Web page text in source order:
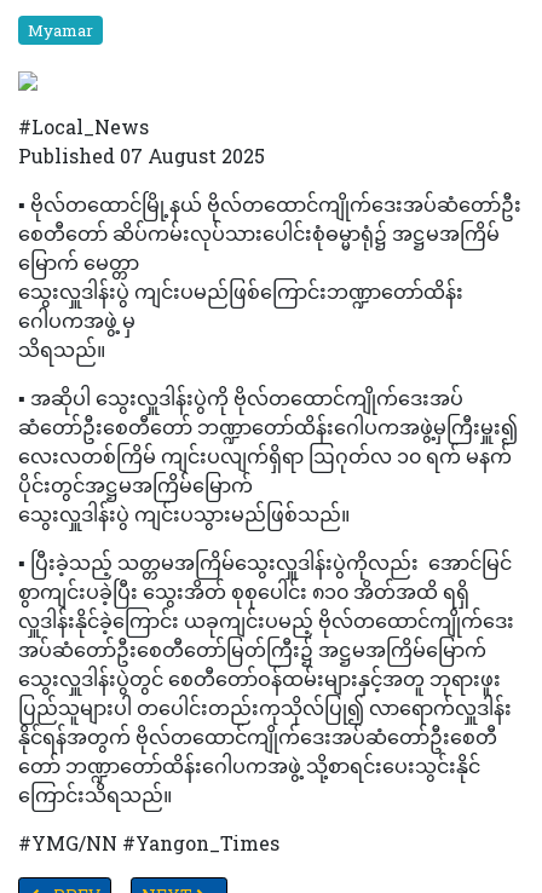
Myamar
#Local_News
Published 07 August 2025
▪️ ဗိုလ်တထောင်မြို့နယ် ဗိုလ်တထောင်ကျိုက်ဒေးအပ်ဆံတော်ဦး
စေတီတော် ဆိပ်ကမ်းလုပ်သားပေါင်းစုံဓမ္မာရုံ၌ အဋ္ဌမအကြိမ်
မြောက် မေတ္တာ
သွေးလှူဒါန်းပွဲ ကျင်းပမည်ဖြစ်ကြောင်းဘဏ္ဍာတော်ထိန်း
ဂေါပကအဖွဲ့ မှ
သိရသည်။
▪️ အဆိုပါ သွေးလှူဒါန်းပွဲကို ဗိုလ်တထောင်ကျိုက်ဒေးအပ်
ဆံတော်ဦးစေတီတော် ဘဏ္ဍာတော်ထိန်းဂေါပကအဖွဲ့မှကြီးမှူး၍
လေးလတစ်ကြိမ် ကျင်းပလျက်ရှိရာ ဩဂုတ်လ ၁၀ ရက် မနက်
ပိုင်းတွင်အဋ္ဌမအကြိမ်မြောက်
သွေးလှူဒါန်းပွဲ ကျင်းပသွားမည်ဖြစ်သည်။
▪️ ပြီးခဲ့သည့် သတ္တမအကြိမ်သွေးလှူဒါန်းပွဲကိုလည်း အောင်မြင်
စွာကျင်းပခဲ့ပြီး သွေးအိတ် စုစုပေါင်း ၈၁၀ အိတ်အထိ ရရှိ
လှူဒါန်းနိုင်ခဲ့ကြောင်း ယခုကျင်းပမည့် ဗိုလ်တထောင်ကျိုက်ဒေး
အပ်ဆံတော်ဦးစေတီတော်မြတ်ကြီး၌ အဋ္ဌမအကြိမ်မြောက်
သွေးလှူဒါန်းပွဲတွင် စေတီတော်ဝန်ထမ်းများနှင့်အတူ ဘုရားဖူး
ပြည်သူများပါ တပေါင်းတည်းကုသိုလ်ပြု၍ လာရောက်လှူဒါန်း
နိုင်ရန်အတွက် ဗိုလ်တထောင်ကျိုက်ဒေးအပ်ဆံတော်ဦးစေတီ
တော် ဘဏ္ဍာတော်ထိန်းဂေါပကအဖွဲ့ သို့စာရင်းပေးသွင်းနိုင်
ကြောင်းသိရသည်။
#YMG/NN #Yangon_Times